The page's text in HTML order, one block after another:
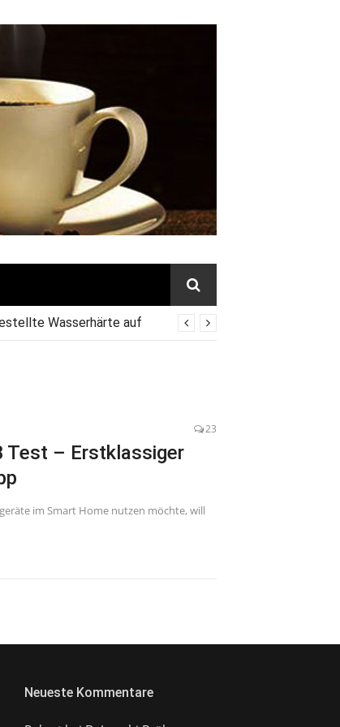
Wasserhärte auf
23
Test – Erstklassiger
im Smart Home nutzen möchte, will
Neueste Kommentare